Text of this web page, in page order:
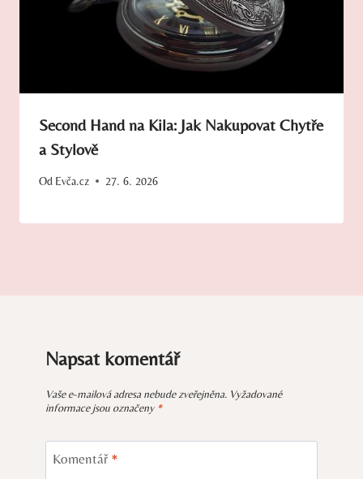
Second Hand na Kila: Jak Nakupovat Chytře
a Stylově
Od Evča.cz 27. 6. 2026
Napsat komentář
Vaše e-mailová adresa nebude zveřejněna. Vyžadované
informace jsou označeny *
Komentář *